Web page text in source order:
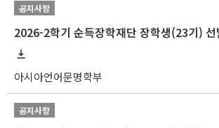
공지사항
아시아언어문명학부
공지사항